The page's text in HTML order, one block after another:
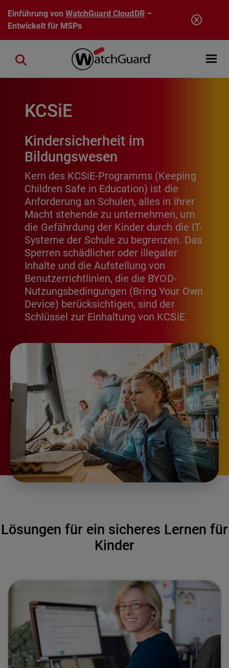
Direkt zum Inhalt
Einführung vonWatchGuard CloudDR–
Entwickelt für MSPs
Open
Close search
KCSiE
Kindersicherheit im
Bildungswesen
Kern des KCSiE-Programms (Keeping
Children Safe in Education) ist die
Anforderung an Schulen, alles in ihrer
Macht stehende zu unternehmen, um
die Gefährdung der Kinder durch die IT-
Systeme der Schule zu begrenzen. Das
Sperren schädlicher oder illegaler
Inhalte und die Aufstellung von
Benutzerrichtlinien, die die BYOD-
Nutzungsbedingungen (Bring Your Own
Device) berücksichtigen, sind der
Schlüssel zur Einhaltung von KCSiE.
Lösungen für ein sicheres Lernen für
Kinder